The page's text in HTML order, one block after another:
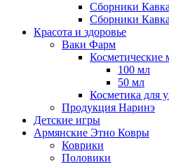
Сборники
Сборники
Красота и здоровье
Ваки Фарм
Косметические
100 мл
50 мл
Косметика для
Продукция Наринэ
Детские игры
Армянские Этно Ковры
Коврики
Половики